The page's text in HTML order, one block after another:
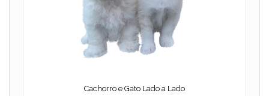
Cachorro e Gato Lado a Lado